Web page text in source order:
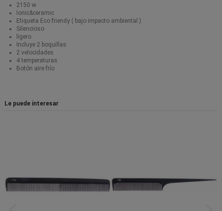
2150 w
Ionic&ceramic
Etiqueta Eco friendy ( bajo impacto ambiental )
Silencioso
ligero
Incluye 2 boquillas
2 velocidades
4 temperaturas
Botón aire frío
Le puede interesar